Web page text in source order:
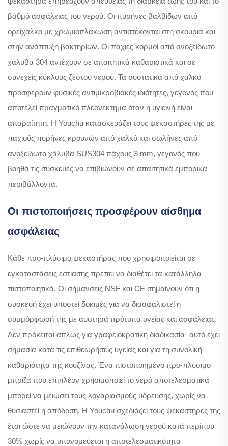
βαθμό ασφάλειας του νερού. Οι πυρήνες βαλβίδων από
ορείχαλκο με χρωμιοπλάκωση αντιστέκονται στη σκουριά και
στην ανάπτυξη βακτηρίων. Οι παχιές κορμοί από ανοξείδωτο
χάλυβα 304 αντέχουν σε απαιτητικά καθαριστικά και σε
συνεχείς κύκλους ζεστού νερού. Τα συστατικά από χαλκό
προσφέρουν φυσικές αντιμικροβιακές ιδιότητες, γεγονός που
αποτελεί πραγματικό πλεονέκτημα όταν η υγιεινή είναι
απαραίτητη. Η Youchu κατασκευάζει τους ψεκαστήρες της με
παχιούς πυρήνες κρουνών από χαλκό και σωλήνες από
ανοξείδωτο χάλυβα SUS304 πάχους 3 mm, γεγονός που
βοηθά τις συσκευές να επιβιώνουν σε απαιτητικά εμπορικά
περιβάλλοντα.
Οι πιστοποιήσεις προσφέρουν αίσθημα
ασφάλειας
Κάθε προ-πλύσιμο ψεκαστήρας που χρησιμοποιείται σε
εγκαταστάσεις εστίασης πρέπει να διαθέτει τα κατάλληλα
πιστοποιητικά. Οι σήμανσεις NSF και CE σημαίνουν ότι η
συσκευή έχει υποστεί δοκιμές για να διασφαλιστεί η
συμμόρφωσή της με αυστηρά πρότυπα υγείας και ασφάλειας.
Δεν πρόκειται απλώς για γραφειοκρατική διαδικασία· αυτό έχει
σημασία κατά τις επιθεωρήσεις υγείας και για τη συνολική
καθαριότητα της κουζίνας. Ένα πιστοποιημένο προ-πλύσιμο
μπρίζα που επιπλέον χρησιμοποιεί το νερό αποτελεσματικά
μπορεί να μειώσει τους λογαριασμούς ύδρευσης, χωρίς να
θυσιαστεί η απόδοση. Η Youchu σχεδιάζει τους ψεκαστήρες της
έτσι ώστε να μειώνουν την κατανάλωση νερού κατά περίπου
30% χωρίς να υπονομεύεται η αποτελεσματικότητα